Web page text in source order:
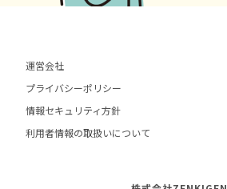
運営会社
プライバシーポリシー
情報セキュリティ方針
利用者情報の取扱いについて